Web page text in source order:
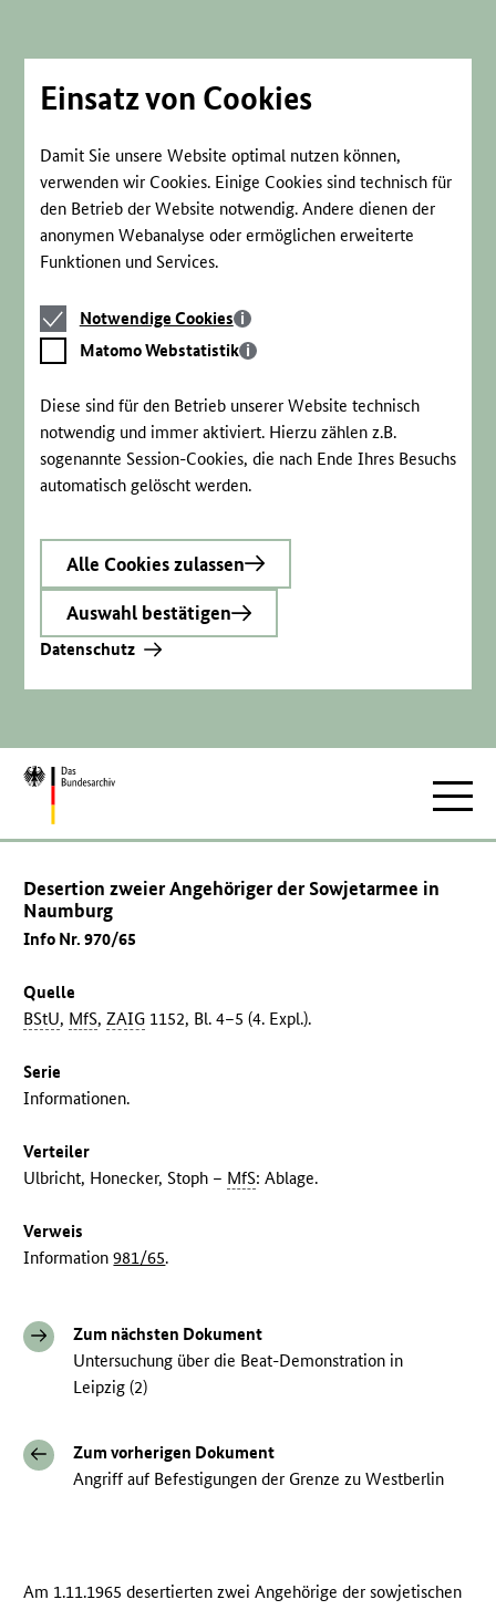
Einsatz von Cookies
Damit Sie unsere Website optimal nutzen können,
verwenden wir Cookies. Einige Cookies sind technisch für
den Betrieb der Website notwendig. Andere dienen der
anonymen Webanalyse oder ermöglichen erweiterte
Funktionen und Services.
Notwendige
Cookies
Notwendige Cookies
Matomo
Webstatistik
Matomo Webstatistik
Diese sind für den Betrieb unserer Website technisch
notwendig und immer aktiviert. Hierzu zählen z.B.
sogenannte Session-Cookies, die nach Ende Ihres Besuchs
automatisch gelöscht werden.
Alle Cookies zulassen
Auswahl bestätigen
Datenschutz
Zur
Desertion zweier Angehöriger der Sowjetarmee in
Naumburg
Info Nr. 970/65
Quelle
BStU, MfS,ZAIG 1152, Bl. 4–5 (4. Expl.).
Serie
Informationen.
Verteiler
Ulbricht, Honecker, Stoph – MfS: Ablage.
Verweis
Information981/65.
Zum nächsten Dokument
Untersuchung über die Beat-Demonstration in
Leipzig (2)
Zum vorherigen Dokument
Angriff auf Befestigungen der Grenze zu Westberlin
Am 1.11.1965 desertierten zwei Angehörige der sowjetischen